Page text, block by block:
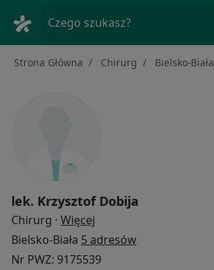
Czego szukasz?
Strona Główna Chirurg Bielsko-Biała
lek. Krzysztof Dobija
Chirurg · Więcej
Bielsko-Biała 5 adresów
Nr PWZ: 9175539